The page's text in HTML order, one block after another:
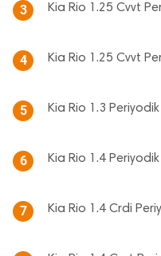
3 Kia Rio 1.25 Cvvt
4 Kia Rio 1.25 Cvvt
5 Kia Rio 1.3 Periyodik
6 Kia Rio 1.4 Periyodik
7 Kia Rio 1.4 Crdi